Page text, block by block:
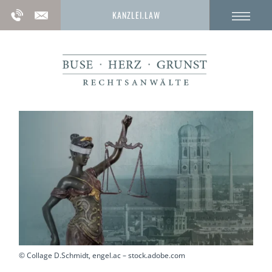
KANZLEI.LAW
© Collage D.Schmidt, engel.ac – stock.adobe.com